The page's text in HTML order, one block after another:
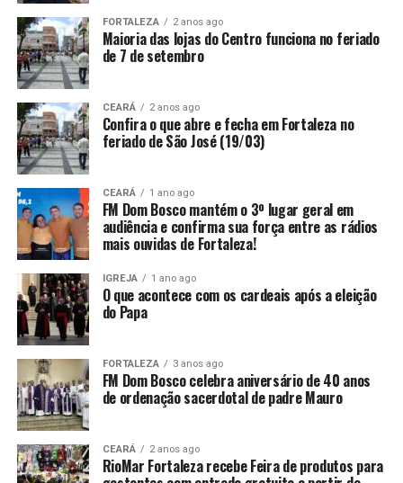
FORTALEZA 2 anos ago
Maioria das lojas do Centro funciona no feriado
de 7 de setembro
CEARÁ 2 anos ago
Confira o que abre e fecha em Fortaleza no
feriado de São José (19/03)
CEARÁ 1 ano ago
FM Dom Bosco mantém o 3º lugar geral em
audiência e confirma sua força entre as rádios
mais ouvidas de Fortaleza!
IGREJA 1 ano ago
O que acontece com os cardeais após a eleição
do Papa
FORTALEZA 3 anos ago
FM Dom Bosco celebra aniversário de 40 anos
de ordenação sacerdotal de padre Mauro
CEARÁ 2 anos ago
RioMar Fortaleza recebe Feira de produtos para